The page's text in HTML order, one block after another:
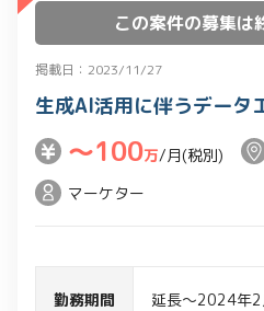
この案件の募集は
掲載日：2023/11/27
生成AI活用に伴うデータ
〜100万/月(税別)
マーケター
勤務期間 延長～2024年